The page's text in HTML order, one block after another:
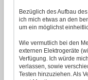
Bezüglich des Aufbau
ich mich etwas an den
um ein möglichst
Wie vermutlich bei den
externen Elektrogeräte
Verfügung. Ich würde
verlassen, sowie
Testen hinzuziehen. Als